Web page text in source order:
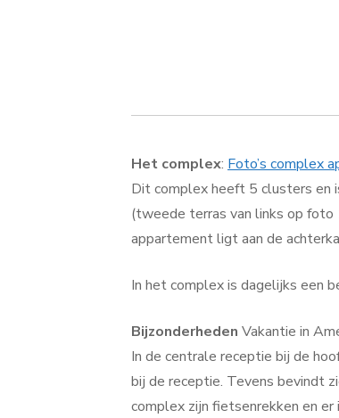
Het complex: Foto’s complex
Dit complex heeft 5 clusters en
(tweede terras van links op
appartement ligt aan de
In het complex is dagelijks een
Bijzonderheden Vakantie in
In de centrale receptie bij de
bij de receptie. Tevens bevindt
complex zijn fietsenrekken en